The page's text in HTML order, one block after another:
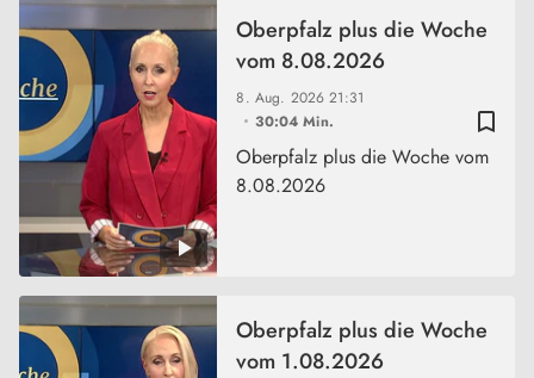
bookmark_border
8. Aug. 202621:31
30:04 Min.
Oberpfalz plus die Woche
vom 8.08.2026
Oberpfalz plus die Woche vom
8.08.2026
Oberpfalz plus die Woche
vom 1.08.2026